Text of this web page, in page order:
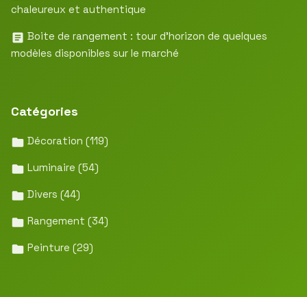
chaleureux et authentique
Boite de rangement : tour d’horizon de quelques
modèles disponibles sur le marché
Catégories
Décoration (119)
Luminaire (54)
Divers (44)
Rangement (34)
Peinture (29)